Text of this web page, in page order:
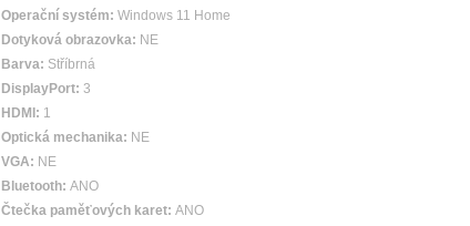
Operační systém: Windows 11 Home
Dotyková obrazovka: NE
Barva: Stříbrná
DisplayPort: 3
HDMI: 1
Optická mechanika: NE
VGA: NE
Bluetooth: ANO
Čtečka paměťových karet: ANO